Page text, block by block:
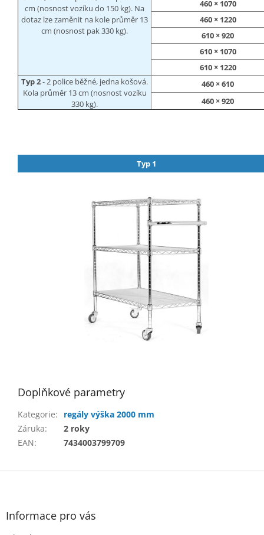
cm (nosnost vozíku do 150 kg). Na
dotaz lze zaměnit na kole průměr 13
cm (nosnost pak 330 kg).
460 × 1070
460 × 1220
610 × 920
610 × 1070
610 × 1220
Typ 2- 2 police běžné, jedna košová.
Kola průměr 13 cm (nosnost vozíku
330 kg).
460 × 610
460 × 920
Typ 1
Doplňkové parametry
Kategorie:
regály výška 2000 mm
Záruka:
2 roky
EAN: 7434003799709
Z
Informace pro vás